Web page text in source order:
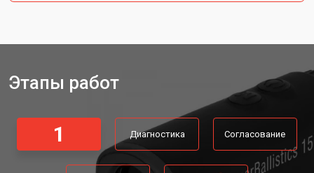
Этапы работ
1 Диагностика Согласование